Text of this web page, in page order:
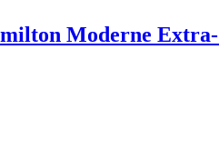
Moderne